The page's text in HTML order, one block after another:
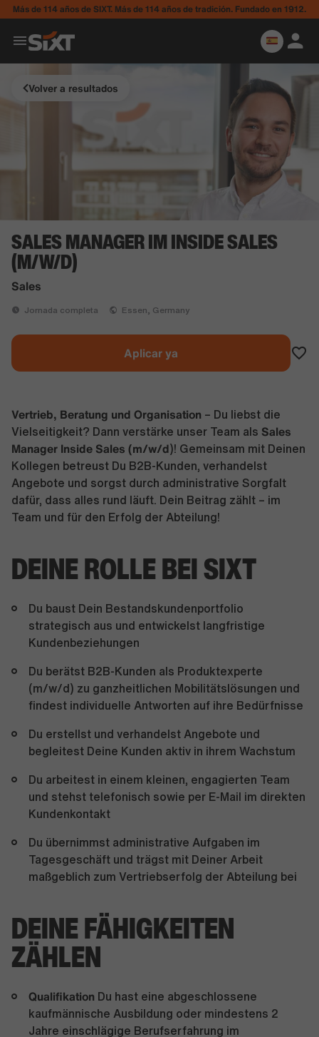
Más de 114 años de SIXT. Más de 114 años de tradición. Fundado en 1912.
Volver a resultados
SALES MANAGER IM INSIDE SALES
(M/W/D)
Sales
Jornada completa Essen, Germany
Aplicar ya
Vertrieb, Beratung und Organisation – Du liebst die
Vielseitigkeit? Dann verstärke unser Team als Sales
Manager Inside Sales (m/w/d)! Gemeinsam mit Deinen
Kollegen betreust Du B2B-Kunden, verhandelst
Angebote und sorgst durch administrative Sorgfalt
dafür, dass alles rund läuft. Dein Beitrag zählt – im
Team und für den Erfolg der Abteilung!
DEINE ROLLE BEI SIXT
Du baust Dein Bestandskundenportfolio
strategisch aus und entwickelst langfristige
Kundenbeziehungen
Du berätst B2B-Kunden als Produktexperte
(m/w/d) zu ganzheitlichen Mobilitätslösungen und
findest individuelle Antworten auf ihre Bedürfnisse
Du erstellst und verhandelst Angebote und
begleitest Deine Kunden aktiv in ihrem Wachstum
Du arbeitest in einem kleinen, engagierten Team
und stehst telefonisch sowie per E-Mail im direkten
Kundenkontakt
Du übernimmst administrative Aufgaben im
Tagesgeschäft und trägst mit Deiner Arbeit
maßgeblich zum Vertriebserfolg der Abteilung bei
DEINE FÄHIGKEITEN
ZÄHLEN
Qualifikation Du hast eine abgeschlossene
kaufmännische Ausbildung oder mindestens 2
Jahre einschlägige Berufserfahrung im